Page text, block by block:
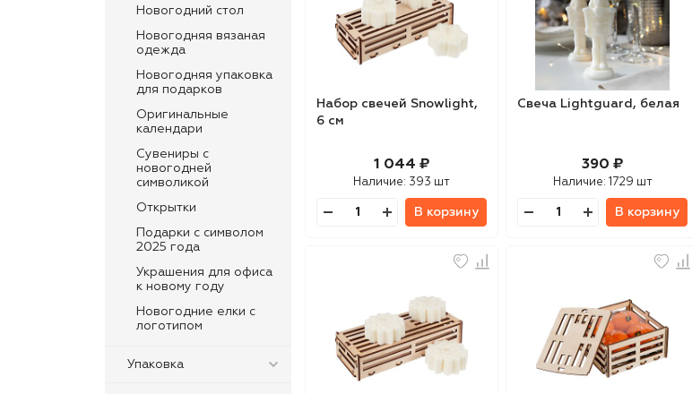
Новогодний стол
Новогодняя вязаная
одежда
Новогодняя упаковка
для подарков
Оригинальные
календари
Сувениры с
новогодней
символикой
Открытки
Подарки с символом
2025 года
Украшения для офиса
к новому году
Новогодние елки с
логотипом
Упаковка
Набор свечей Snowlight,
6 см
1 044 ₽
Наличие: 393 шт
В корзину
Свеча Lightguard, белая
390 ₽
Наличие: 1729 шт
В корзину